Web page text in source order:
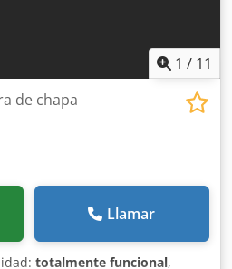
1 / 11
de chapa
Llamar
totalmente funcional,